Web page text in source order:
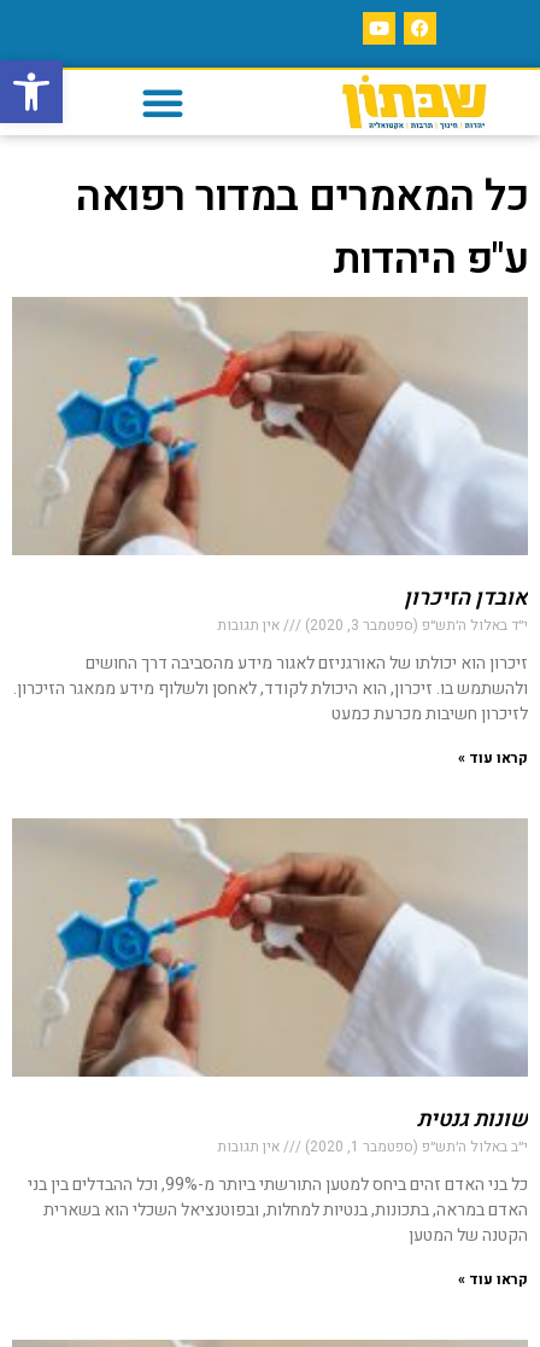
פתח
כל המאמרים במדור רפואה
ע"פ היהדות
אובדן הזיכרון
י״ד באלול ה׳תש״פ (ספטמבר 3, 2020) אין תגובות
זיכרון הוא יכולתו של האורגניזם לאגור מידע מהסביבה דרך החושים
ולהשתמש בו. זיכרון, הוא היכולת לקודד, לאחסן ולשלוף מידע ממאגר הזיכרון.
לזיכרון חשיבות מכרעת כמעט
קראו עוד »
שונות גנטית
י״ב באלול ה׳תש״פ (ספטמבר 1, 2020) אין תגובות
כל בני האדם זהים ביחס למטען התורשתי ביותר מ-99%, וכל ההבדלים בין בני
האדם במראה, בתכונות, בנטיות למחלות, ובפוטנציאל השכלי הוא בשארית
הקטנה של המטען
קראו עוד »